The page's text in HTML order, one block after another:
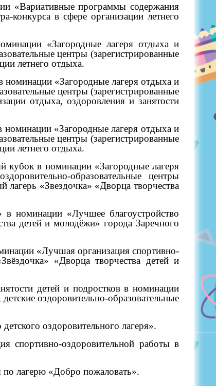
«Вариативные программы содержания
конкурса в сфере организации летнего
«Загородные лагеря отдыха и
центры (зарегистрированные
летнего отдыха.
номинации «Загородные лагеря отдыха и
центры (зарегистрированные
отдыха, оздоровления и занятости
«Загородные лагеря отдыха и
центры (зарегистрированные
летнего отдыха.
кубок в номинации «Загородные лагеря
образовательные центры
лагерь «Звездочка» «Дворца творчества
в номинации «Лучшее благоустройство
детей и молодёжи» города Заречного
«Лучшая организация спортивно-
«Дворца творчества детей и
детей и подростков в номинации
оздоровительно-образовательные
оздоровительного лагеря».
спортивно-оздоровительной работы в
лагерю «Добро пожаловать».